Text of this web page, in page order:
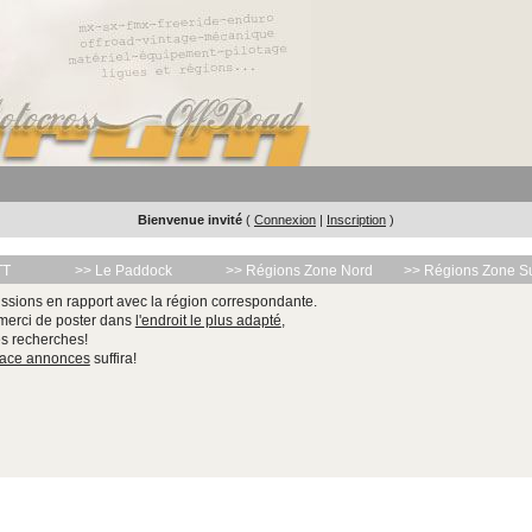
Bienvenue invité ( Connexion | Inscription )
>> Le Paddock >> Régions Zone Nord
>> Régions Zone
en rapport avec la région correspondante.
de poster dans l'endroit le plus adapté,
recherches!
annoncessuffira!